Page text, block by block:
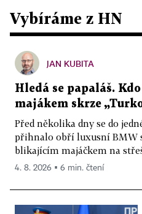
Vybíráme z HN
JAN KUBITA
Hledá se papaláš.
majákem skrze
Před několika dny se do
přihnalo obří luxusní BMW
blikajícím majáčkem na
4. 8. 2026 ▪ 6 min. čtení